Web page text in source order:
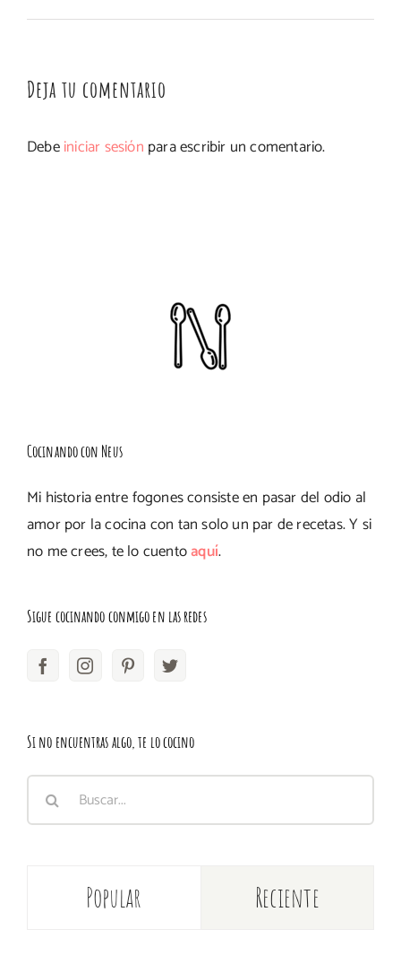
Deja tu comentario
Debeiniciar sesión para escribir un comentario.
Cocinando con Neus
Mi historia entre fogones consiste en pasar del odio al
amor por la cocina con tan solo un par de recetas. Y si
no me crees, te lo cuentoaquí.
Sigue cocinando conmigo en las redes
Si no encuentras algo, te lo cocino
Popular Reciente